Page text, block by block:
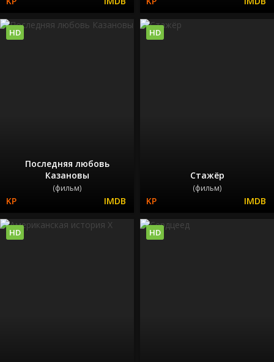
Последняя любовь
Казановы
(фильм)
HD
Стажёр
(фильм)
HD
HD HD